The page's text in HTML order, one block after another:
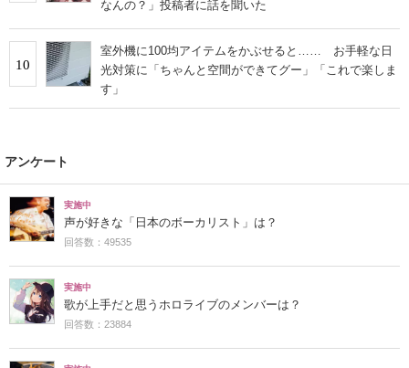
なんの？」投稿者に話を聞いた
10
室外機に100均アイテムをかぶせると…… お手軽な日
光対策に「ちゃんと空間ができてグー」「これで楽しま
す」
アンケート
実施中
声が好きな「日本のボーカリスト」は？
回答数：49535
実施中
歌が上手だと思うホロライブのメンバーは？
回答数：23884